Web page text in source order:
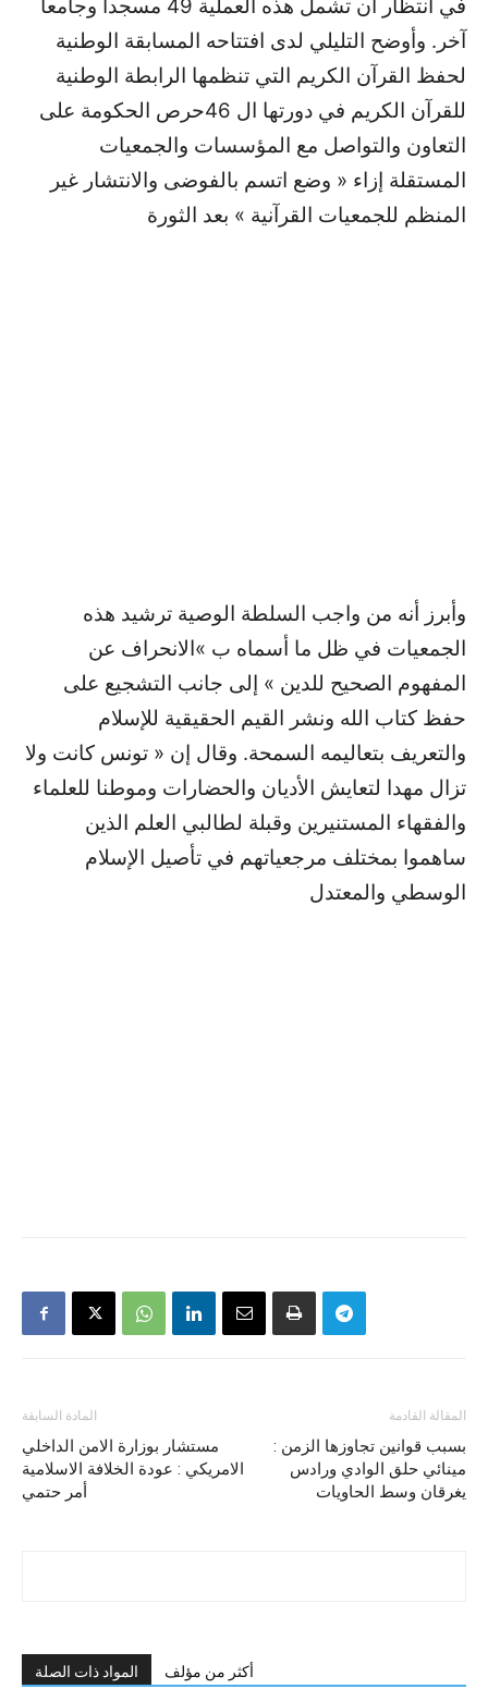
في انتظار أن تشمل هذه العملية 49 مسجدا وجامعا
آخر. وأوضح التليلي لدى افتتاحه المسابقة الوطنية
لحفظ القرآن الكريم التي تنظمها الرابطة الوطنية
للقرآن الكريم في دورتها ال 46حرص الحكومة على
التعاون والتواصل مع المؤسسات والجمعيات
المستقلة إزاء « وضع اتسم بالفوضى والانتشار غير
المنظم للجمعيات القرآنية » بعد الثورة
الجمعيات في ظل ما أسماه ب »الانحراف عن
المفهوم الصحيح للدين » إلى جانب التشجيع على
حفظ كتاب الله ونشر القيم الحقيقية للإسلام
والتعريف بتعاليمه السمحة. وقال إن « تونس كانت ولا
تزال مهدا لتعايش الأديان والحضارات وموطنا للعلماء
والفقهاء المستنيرين وقبلة لطالبي العلم الذين
ساهموا بمختلف مرجعياتهم في تأصيل الإسلام
الوسطي والمعتدل
المادة السابقة
مستشار بوزارة الامن الداخلي
الامريكي : عودة الخلافة الاسلامية
أمر حتمي
المقالة القادمة
بسبب قوانين تجاوزها الزمن :
مينائي حلق الوادي ورادس
يغرقان وسط الحاويات
المواد ذات الصلة أكثر من مؤلف